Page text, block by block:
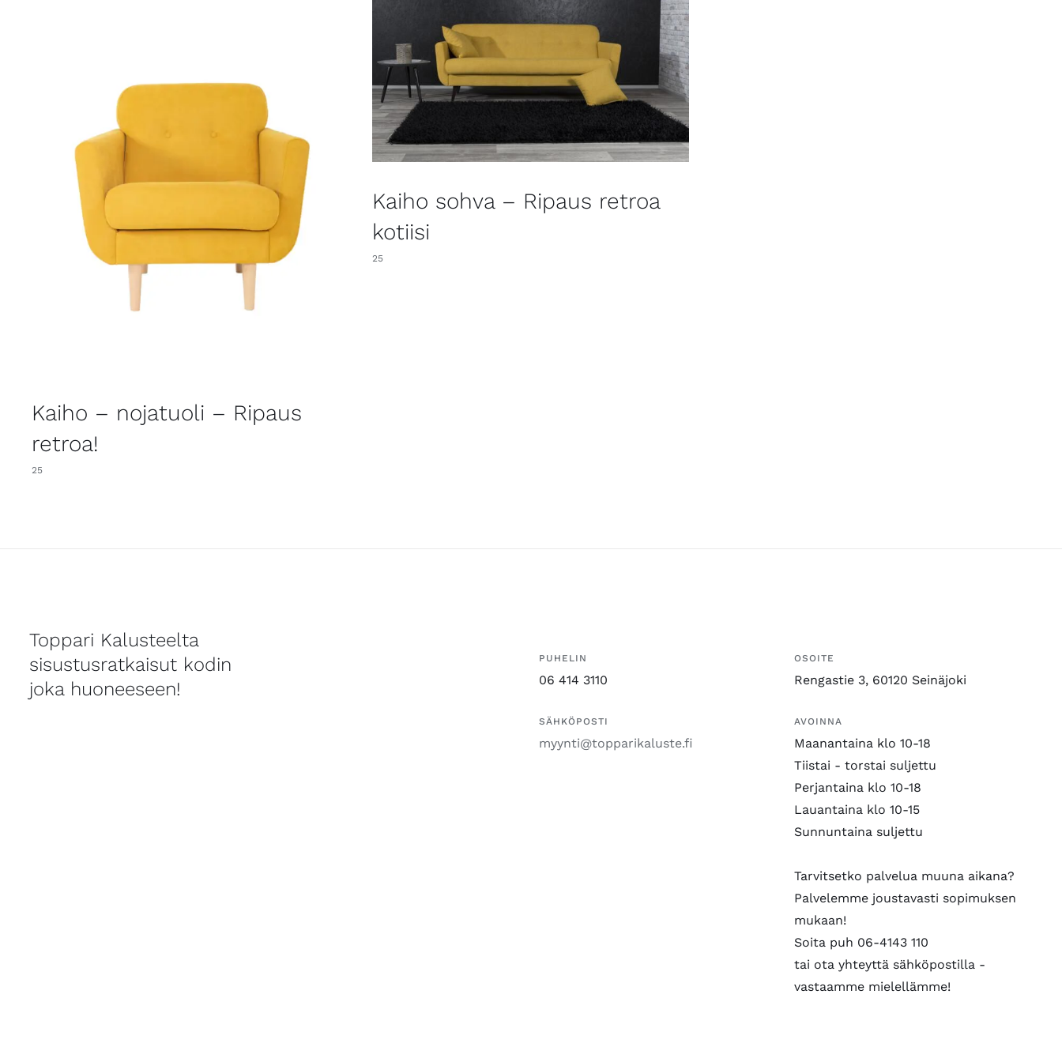
Kaiho – nojatuoli – Ripaus
retroa!
25
Kaiho sohva – Ripaus retroa
kotiisi
25
Toppari Kalusteelta
sisustusratkaisut kodin
joka huoneeseen!
PUHELIN
06 414 3110
SÄHKÖPOSTI
myynti@topparikaluste.fi
OSOITE
Rengastie 3, 60120 Seinäjoki
AVOINNA
Maanantaina klo 10-18
Tiistai - torstai suljettu
Perjantaina klo 10-18
Lauantaina klo 10-15
Sunnuntaina suljettu
Tarvitsetko palvelua muuna aikana?
Palvelemme joustavasti sopimuksen
mukaan!
Soita puh 06-4143 110
tai ota yhteyttä sähköpostilla -
vastaamme mielellämme!